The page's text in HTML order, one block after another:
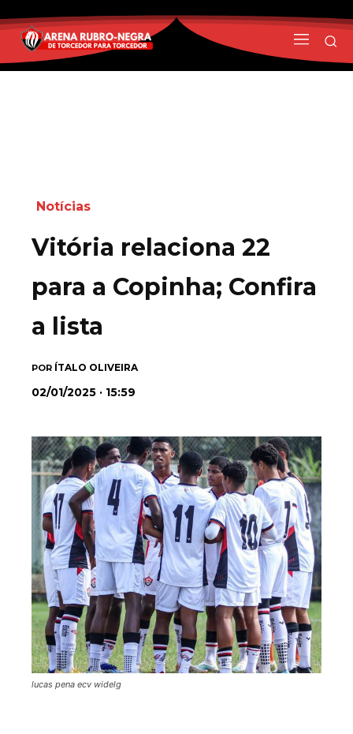
Notícias
Vitória relaciona 22
para a Copinha; Confira
a lista
POR ÍTALO OLIVEIRA
02/01/2025 · 15:59
lucas pena ecv widelg